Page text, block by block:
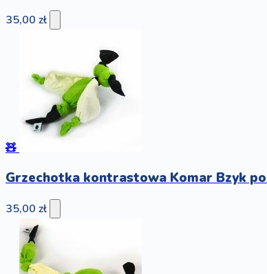
35,00 zł
🧸
Grzechotka kontrastowa Komar Bzyk
35,00 zł